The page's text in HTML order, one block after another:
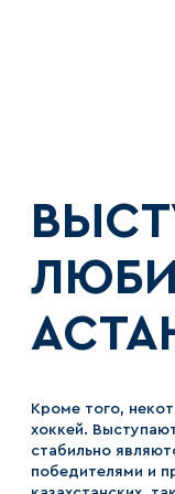
Кроме того,
хоккей.
стабильно
победителями и